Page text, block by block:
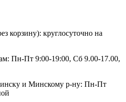
корзину): круглосуточно на
Пн-Пт 9:00-19:00, Сб 9.00-17.00,
и Минскому р-ну: Пн-Пт